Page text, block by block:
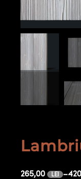
265,00 LEI –